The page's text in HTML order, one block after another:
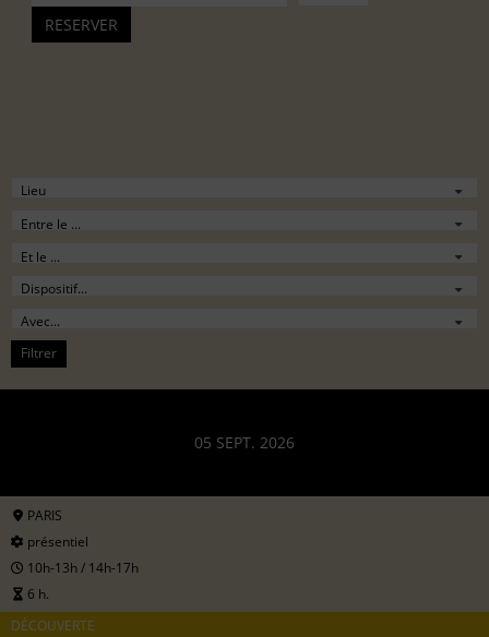
Filtrer
05 SEPT. 2026
PARIS
présentiel
10h-13h / 14h-17h
6 h.
DÉCOUVERTE